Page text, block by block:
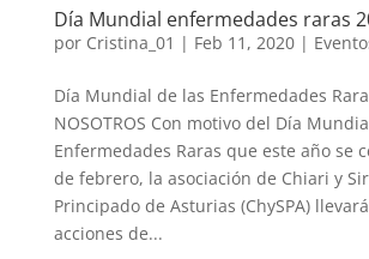
Día Mundial enfermedades raras
por Cristina_01 | Feb 11, 2020|
Día Mundial de las Enfermedades
NOSOTROS Con motivo del Día
Enfermedades Raras que este año se
de febrero, la asociación de Chiari y
Principado de Asturias (ChySPA)
acciones de...